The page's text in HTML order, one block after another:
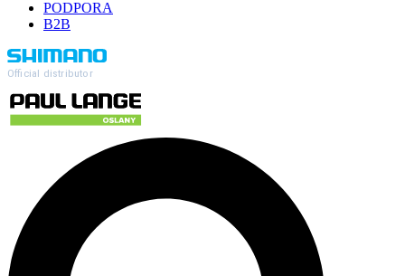
PODPORA
B2B
Official distributor